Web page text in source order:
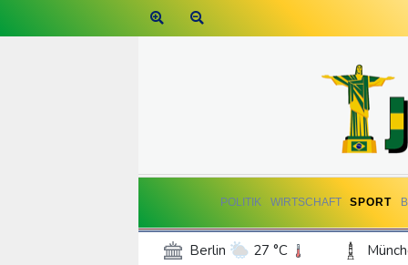
POLITIK WIRTSCHAFT SPORT
Berlin 27 °C